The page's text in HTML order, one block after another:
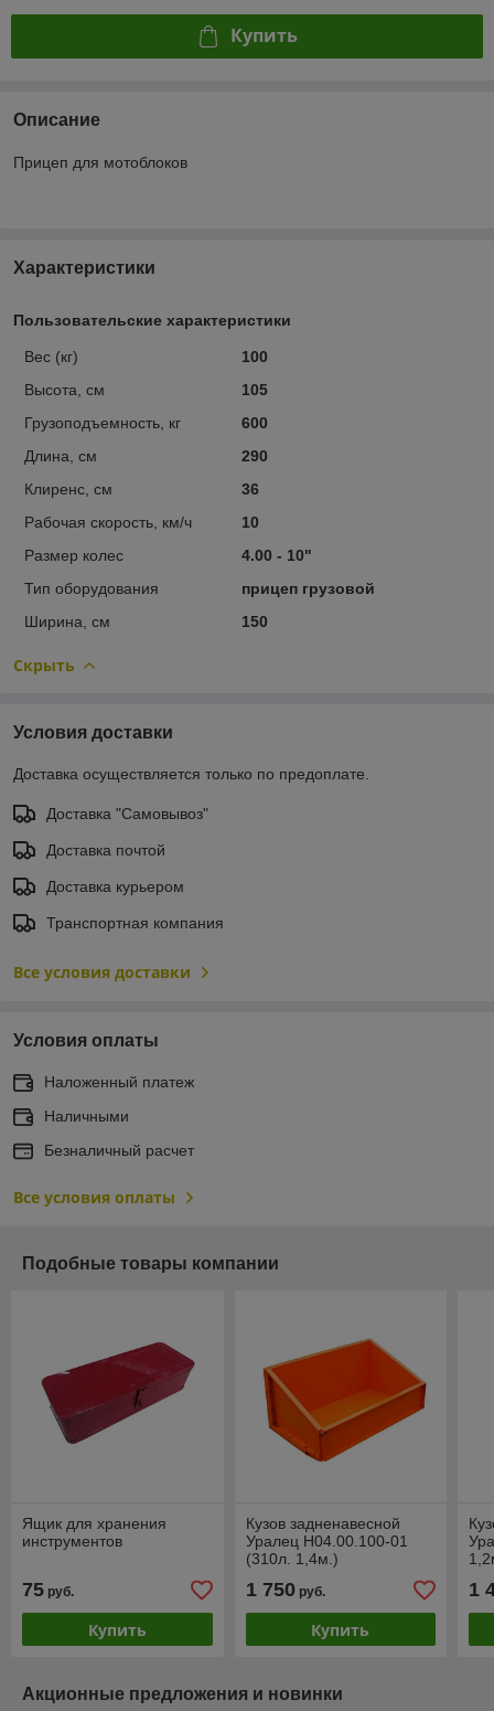
Купить
Описание
Прицеп для мотоблоков
Характеристики
Пользовательские характеристики
Вес (кг)
100
Высота, см
105
Грузоподъемность, кг
600
Длина, см
290
Клиренс, см
36
Рабочая скорость, км/ч
10
Размер колес
4.00 - 10"
Тип оборудования
прицеп грузовой
Ширина, см
150
Скрыть
Условия доставки
Доставка осуществляется только по предоплате.
Доставка "Самовывоз"
Доставка почтой
Доставка курьером
Транспортная компания
Все условия доставки
Условия оплаты
Наложенный платеж
Наличными
Безналичный расчет
Все условия оплаты
Подобные товары компании
Ящик для хранения
инструментов
75 руб.
Купить
Кузов задненавесной
Уралец Н04.00.100-01
(310л. 1,4м.)
1 750руб.
Купить
1
Акционные предложения и новинки